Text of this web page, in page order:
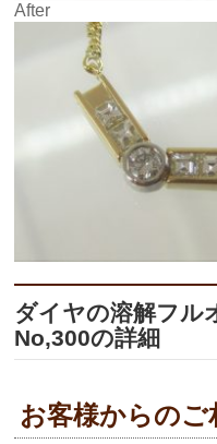
After
ダイヤの溶解フル
No,300の詳細
お客様からのご